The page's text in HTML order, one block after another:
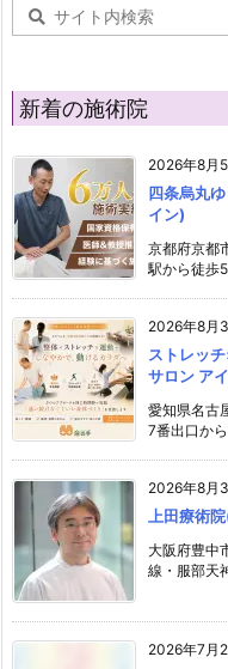
新着の施術院
2026年8月
四条烏丸
イン)
京都府京都
駅から徒歩
2026年8月
ストレッ
サロン ア
愛知県名古
7番出口か
2026年8月
上田療術
大阪府豊中
線・服部天
2026年7月